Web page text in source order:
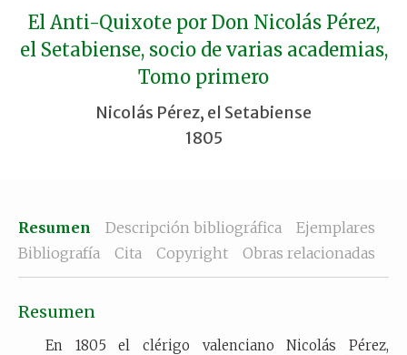
El Anti-Quixote por Don Nicolás Pérez,
el Setabiense, socio de varias academias,
Tomo primero
Nicolás Pérez, el Setabiense
1805
Resumen Descripción bibliográfica
Ejemplares
Bibliografía
Cita Copyright Obras relacionadas
Resumen
En 1805 el clérigo valenciano Nicolás Pérez,